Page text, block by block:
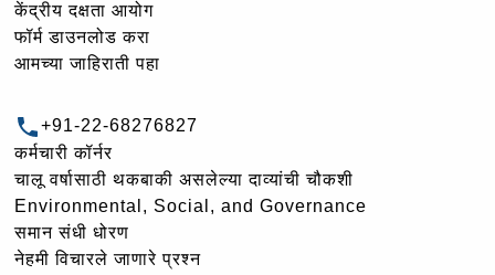
केंद्रीय दक्षता आयोग
फॉर्म डाउनलोड करा
आमच्या जाहिराती पहा
+91-22-68276827
कर्मचारी कॉर्नर
चालू वर्षासाठी थकबाकी असलेल्या दाव्यांची चौकशी
Environmental, Social, and Governance
समान संधी धोरण
नेहमी विचारले जाणारे प्रश्न